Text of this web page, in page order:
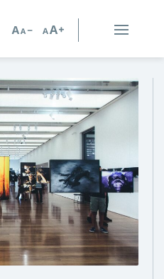
advies
advies